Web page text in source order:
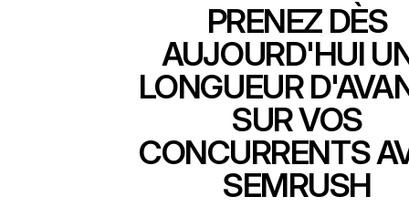
PRENEZ DÈS
AUJOURD'HUI
LONGUEUR
SUR VOS
CONCURRENTS
SEMRUSH